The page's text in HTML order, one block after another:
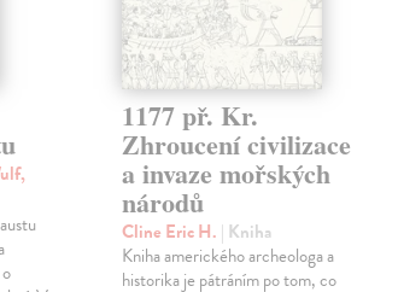
1177 př. Kr.
Zhroucení civilizace
a invaze mořských
národů
Cline Eric H. | Kniha
Kniha amerického archeologa a
historika je pátráním po tom, co